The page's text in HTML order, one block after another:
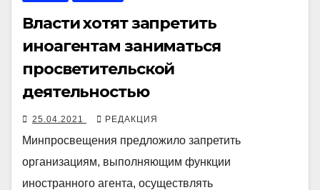
Власти хотят запретить
иноагентам заниматься
просветительской
деятельностью
25.04.2021 РЕДАКЦИЯ
Минпросвещения предложило запретить
организациям, выполняющим функции
иностранного агента, осуществлять